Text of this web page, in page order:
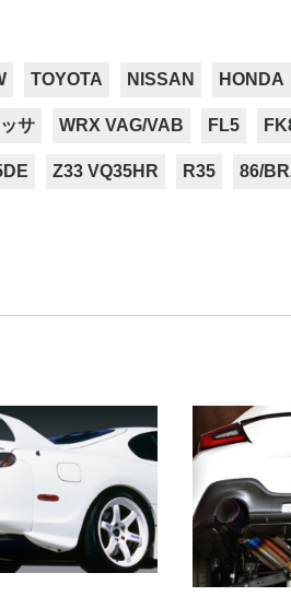
TOYOTA NISSAN HONDA
サ WRX VAG/VAB FL5
Z33 VQ35HR R35 86/